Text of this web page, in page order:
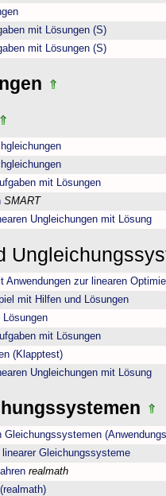
mit Lösungen (S)
mit Lösungen (S)
mit Lösungen
SMART
Ungleichungen mit Lösung
Anwendungen zur linearen
mit Hilfen und Lösungen
Lösungen
mit Lösungen
(Klapptest)
Ungleichungen mit Lösung
Gleichungssystemen
Gleichungssysteme
realmath